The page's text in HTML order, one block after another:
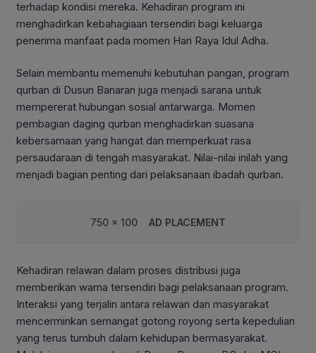
terhadap kondisi mereka. Kehadiran program ini
menghadirkan kebahagiaan tersendiri bagi keluarga
penerima manfaat pada momen Hari Raya Idul Adha.
Selain membantu memenuhi kebutuhan pangan, program
qurban di Dusun Banaran juga menjadi sarana untuk
mempererat hubungan sosial antarwarga. Momen
pembagian daging qurban menghadirkan suasana
kebersamaan yang hangat dan memperkuat rasa
persaudaraan di tengah masyarakat. Nilai-nilai inilah yang
menjadi bagian penting dari pelaksanaan ibadah qurban.
750 x 100 AD PLACEMENT
Kehadiran relawan dalam proses distribusi juga
memberikan warna tersendiri bagi pelaksanaan program.
Interaksi yang terjalin antara relawan dan masyarakat
mencerminkan semangat gotong royong serta kepedulian
yang terus tumbuh dalam kehidupan bermasyarakat.